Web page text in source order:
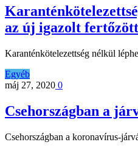
az új igazolt
Karanténkötelezettség nélkül
Egyéb
máj 27, 2020 0
Csehországban a
Csehországban a koronavírus-